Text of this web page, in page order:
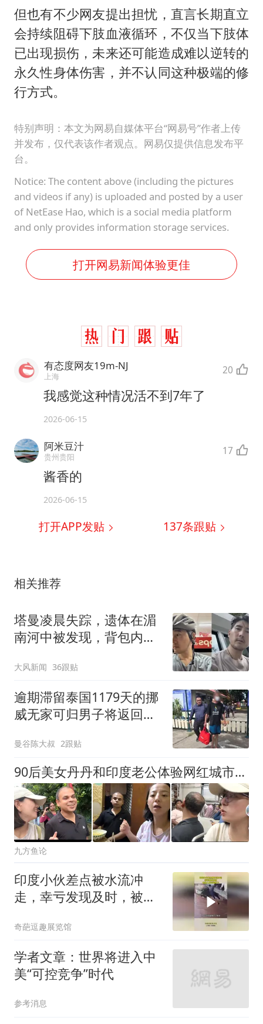
但也有不少网友提出担忧，直言长期直立
会持续阻碍下肢血液循环，不仅当下肢体
已出现损伤，未来还可能造成难以逆转的
永久性身体伤害，并不认同这种极端的修
行方式。
特别声明：本文为网易自媒体平台“网易号”作者上传
并发布，仅代表该作者观点。网易仅提供信息发布平
台。
Notice: The content above (including the pictures
and videos if any) is uploaded and posted by a user
of NetEase Hao, which is a social media platform
and only provides information storage services.
打开网易新闻体验更佳
有态度网友19m-NJ
上海 20
我感觉这种情况活不到7年了
2026-06-15
阿米豆汁
贵州贵阳 17
酱香的
2026-06-15
打开APP发贴 137条跟贴
相关推荐
塔曼凌晨失踪，遗体在湄
南河中被发现，背包内现
大风新闻 36跟贴
逾期滞留泰国1179天的挪
威无家可归男子将返回祖
曼谷陈大叔 2跟贴
90后美女丹丹和印度老公体验网红城市公交车，没说气味如何
九方鱼论
印度小伙差点被水流冲
走，幸亏发现及时，被路
奇葩逗趣展览馆
学者文章：世界将进入中
美“可控竞争”时代
参考消息